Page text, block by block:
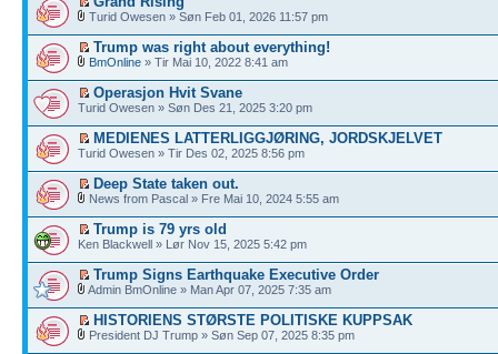
Turid Owesen » Søn Feb 01, 2026 11:57 pm
Trump was right about everything!
BmOnline » Tir Mai 10, 2022 8:41 am
Operasjon Hvit Svane
Turid Owesen » Søn Des 21, 2025 3:20 pm
MEDIENES LATTERLIGGJØRING, JORDSKJELVET
Turid Owesen » Tir Des 02, 2025 8:56 pm
Deep State taken out.
News from Pascal » Fre Mai 10, 2024 5:55 am
Trump is 79 yrs old
Ken Blackwell » Lør Nov 15, 2025 5:42 pm
Trump Signs Earthquake Executive Order
Admin BmOnline » Man Apr 07, 2025 7:35 am
HISTORIENS STØRSTE POLITISKE KUPPSAK
President DJ Trump » Søn Sep 07, 2025 8:35 pm